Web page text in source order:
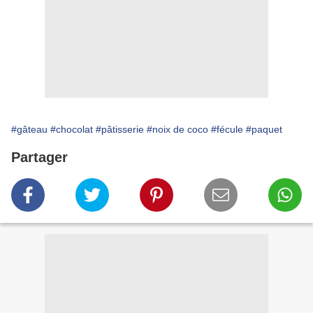
#gâteau #chocolat #pâtisserie #noix de coco #fécule #paquet
Partager